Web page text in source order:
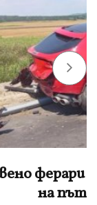
мантинела